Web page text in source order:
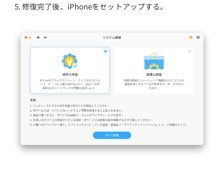
修復完了後、iPhoneをセットアップする。